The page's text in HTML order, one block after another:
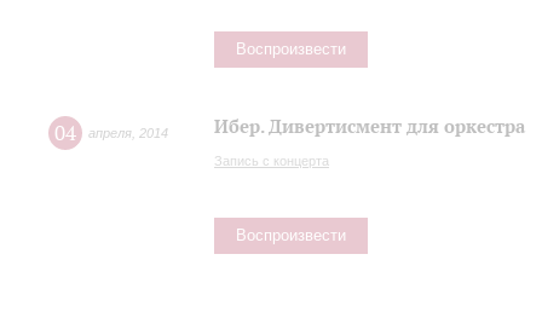
Воспроизвести
04 апреля 2014 Ибер. Дивертисмент для оркестра
Запись с концерта
Воспроизвести